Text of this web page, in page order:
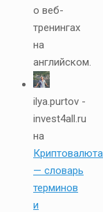
о веб-
тренингах
на
английском.
ilya.purtov -
invest4all.ru
на
Криптовалюта
— словарь
терминов
и